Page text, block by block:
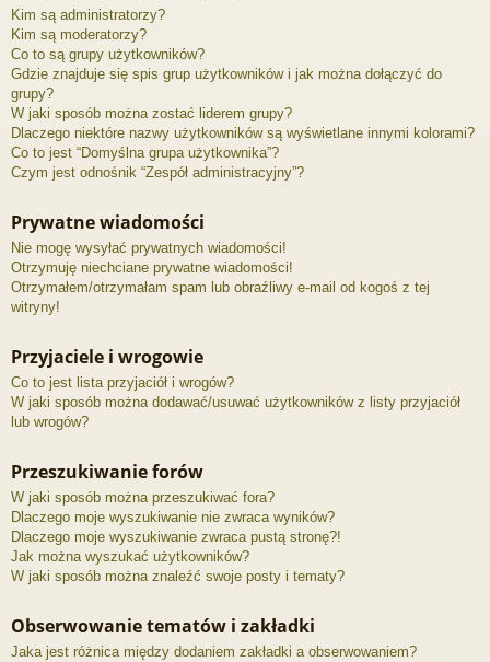
Kim są administratorzy?
Kim są moderatorzy?
Co to są grupy użytkowników?
Gdzie znajduje się spis grup użytkowników i jak można dołączyć do
grupy?
W jaki sposób można zostać liderem grupy?
Dlaczego niektóre nazwy użytkowników są wyświetlane innymi kolorami?
Co to jest “Domyślna grupa użytkownika”?
Czym jest odnośnik “Zespół administracyjny”?
Prywatne wiadomości
Nie mogę wysyłać prywatnych wiadomości!
Otrzymuję niechciane prywatne wiadomości!
Otrzymałem/otrzymałam spam lub obraźliwy e-mail od kogoś z tej
witryny!
Przyjaciele i wrogowie
Co to jest lista przyjaciół i wrogów?
W jaki sposób można dodawać/usuwać użytkowników z listy przyjaciół
lub wrogów?
Przeszukiwanie forów
W jaki sposób można przeszukiwać fora?
Dlaczego moje wyszukiwanie nie zwraca wyników?
Dlaczego moje wyszukiwanie zwraca pustą stronę?!
Jak można wyszukać użytkowników?
W jaki sposób można znaleźć swoje posty i tematy?
Obserwowanie tematów i zakładki
Jaka jest różnica między dodaniem zakładki a obserwowaniem?